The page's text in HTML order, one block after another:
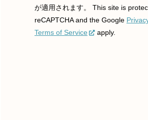
が適用されます。 This site is
reCAPTCHA and the Google
Terms of Service
apply.